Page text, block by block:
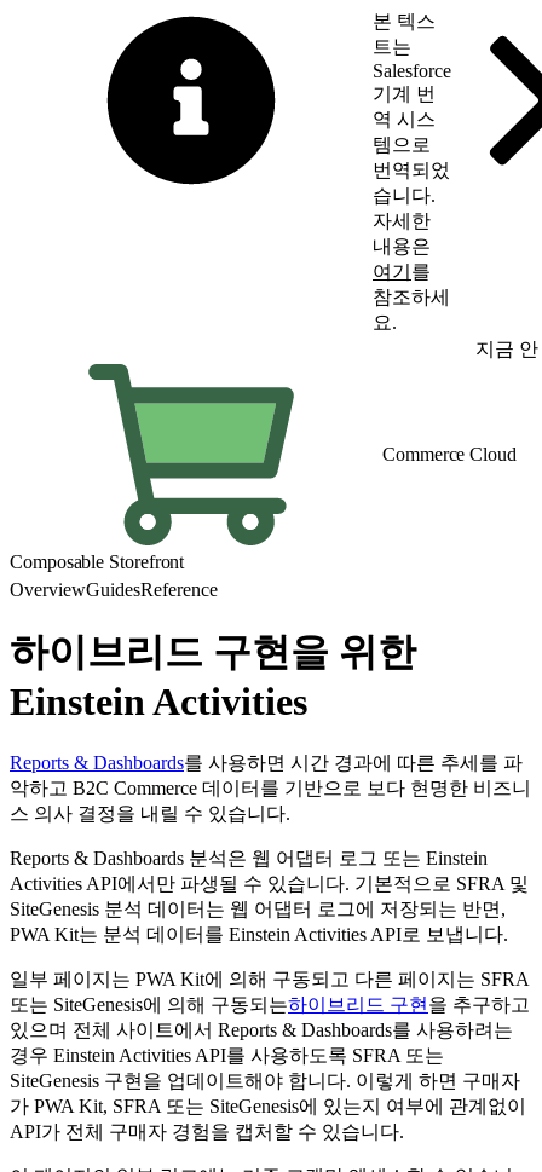
본 텍스
트는
Salesforce
기계 번
역 시스
템으로
번역되었
습니다.
자세한
내용은
여기 를
참조하세
요.
지금 안
Commerce Cloud
Composable Storefront
OverviewGuidesReference
하이브리드 구현을 위한
Einstein Activities
Reports & Dashboards를 사용하면 시간 경과에 따른 추세를 파
악하고 B2C Commerce 데이터를 기반으로 보다 현명한 비즈니
스 의사 결정을 내릴 수 있습니다.
Reports & Dashboards 분석은 웹 어댑터 로그 또는 Einstein
Activities API에서만 파생될 수 있습니다. 기본적으로 SFRA 및
SiteGenesis 분석 데이터는 웹 어댑터 로그에 저장되는 반면,
PWA Kit는 분석 데이터를 Einstein Activities API로 보냅니다.
일부 페이지는 PWA Kit에 의해 구동되고 다른 페이지는 SFRA
또는 SiteGenesis에 의해 구동되는하이브리드 구현 을 추구하고
있으며 전체 사이트에서 Reports & Dashboards를 사용하려는
경우 Einstein Activities API를 사용하도록 SFRA 또는
SiteGenesis 구현을 업데이트해야 합니다. 이렇게 하면 구매자
가 PWA Kit, SFRA 또는 SiteGenesis에 있는지 여부에 관계없이
API가 전체 구매자 경험을 캡처할 수 있습니다.